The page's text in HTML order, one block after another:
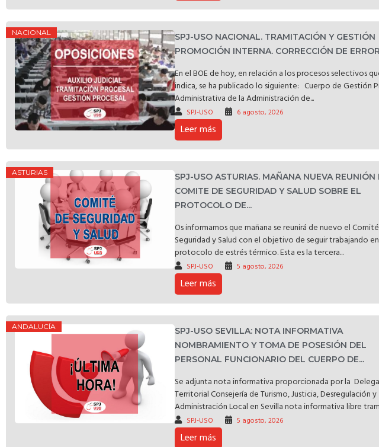
NACIONAL
SPJ-USO NACIONAL. TRAMITACIÓN Y GESTIÓN
PROMOCIÓN INTERNA. CORRECCIÓN DE
En el BOE de hoy, en relación a los procesos selectivos
indica, se ha publicado lo siguiente: Cuerpo de Gestión
Administrativa de la Administración de...
SPJ-USO 6 agosto, 2026
Leer más
ASTURIAS
SPJ-USO ASTURIAS. MAÑANA NUEVA REUNIÓN
COMITE DE SEGURIDAD Y SALUD SOBRE EL
PROTOCOLO DE...
Os informamos que mañana se reunirá de nuevo el
Seguridad y Salud con el objetivo de seguir trabajando
protocolo de estrés térmico. Esta es la tercera...
SPJ-USO 5 agosto, 2026
Leer más
ANDALUCÍA
SPJ-USO SEVILLA: NOTA INFORMATIVA
NOMBRAMIENTO Y TOMA DE POSESIÓN DEL
PERSONAL FUNCIONARIO DEL CUERPO DE...
Se adjunta nota informativa proporcionada por la
Territorial Consejería de Turismo, Justicia, Desregulación y
Administración Local en Sevilla nota informativa libre
SPJ-USO 5 agosto, 2026
Leer más